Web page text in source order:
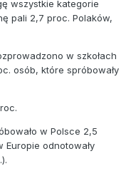
wszystkie kategorie
pali 2,7 proc. Polaków,
w szkołach
osób, które spróbowały
w Polsce 2,5
Europie odnotowały